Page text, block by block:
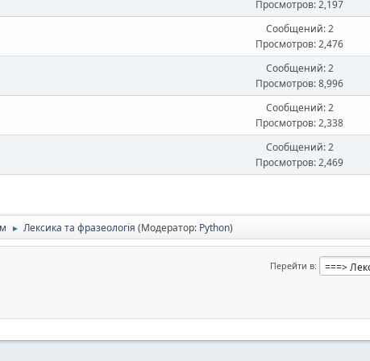
Просмотров: 2,197
Сообщений: 2
Просмотров: 2,476
Сообщений: 2
Просмотров: 8,996
Сообщений: 2
Просмотров: 2,338
Сообщений: 2
Просмотров: 2,469
► Лексика та фразеологія (Модератор: Python)
Перейти в